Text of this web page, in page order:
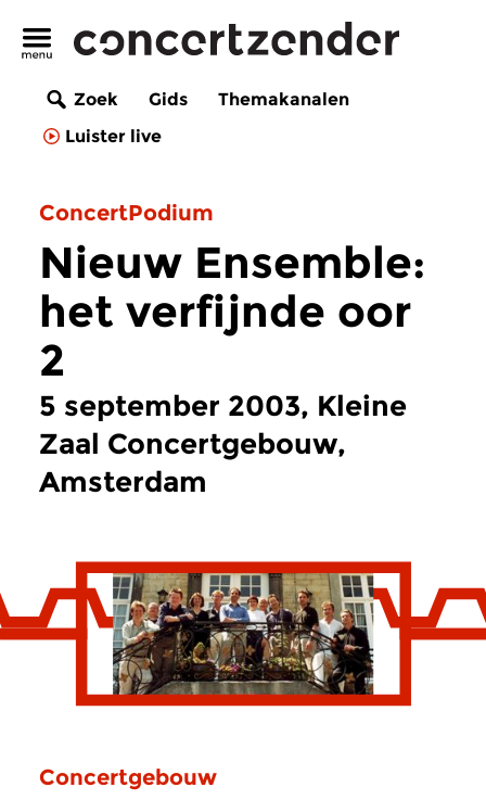
Zoek Gids
Themakanalen
Luister live
ConcertPodium
Nieuw Ensemble:
het verfijnde oor
2
5 september 2003, Kleine
Zaal Concertgebouw,
Amsterdam
Concertgebouw